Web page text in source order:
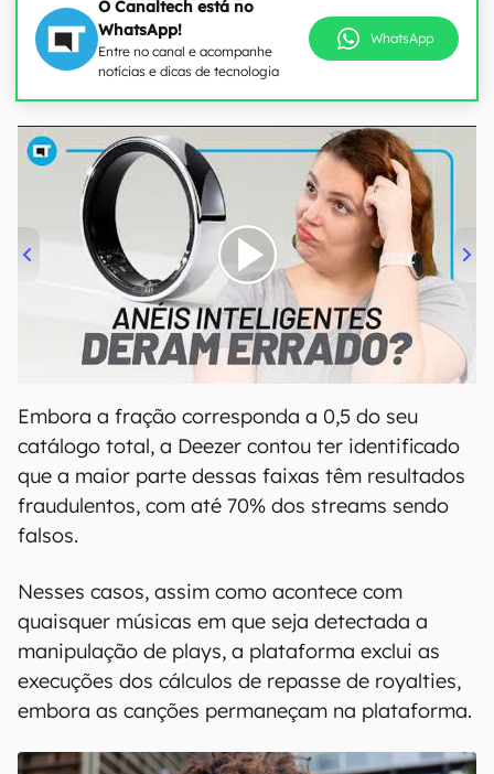
O Canaltech está no
WhatsApp!
Entre no canal e acompanhe
notícias e dicas de tecnologia
WhatsApp
00:00/21:11
Embora a fração corresponda a 0,5 do seu
catálogo total, a Deezer contou ter identificado
que a maior parte dessas faixas têm resultados
fraudulentos, com até 70% dos streams sendo
falsos.
Nesses casos, assim como acontece com
quaisquer músicas em que seja detectada a
manipulação de plays, a plataforma exclui as
execuções dos cálculos de repasse de royalties,
embora as canções permaneçam na plataforma.